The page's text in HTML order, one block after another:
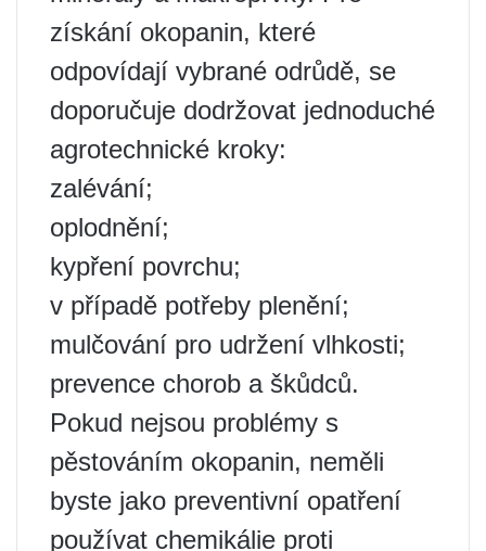
získání okopanin, které
odpovídají vybrané odrůdě, se
doporučuje dodržovat jednoduché
agrotechnické kroky:
zalévání;
oplodnění;
kypření povrchu;
v případě potřeby plenění;
mulčování pro udržení vlhkosti;
prevence chorob a škůdců.
Pokud nejsou problémy s
pěstováním okopanin, neměli
byste jako preventivní opatření
používat chemikálie proti